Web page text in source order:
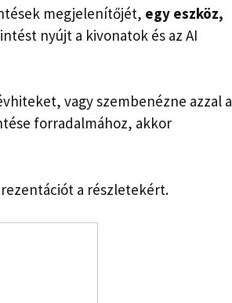
megjelenítőjét, egy eszköz,
nyújt a kivonatok és az AI
vagy szembenézne azzal a
forradalmához, akkor
a részletekért.